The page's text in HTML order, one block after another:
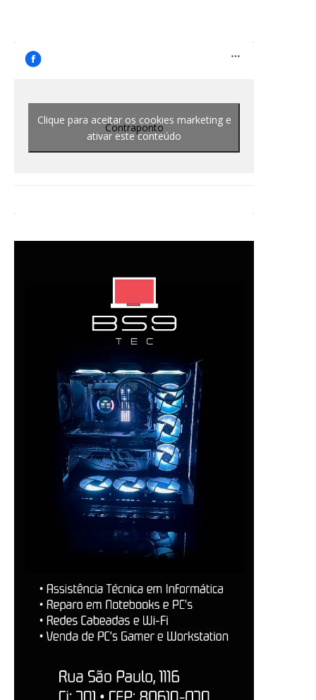
Contraponto
Clique para aceitar os cookies marketing e
ativar este conteúdo